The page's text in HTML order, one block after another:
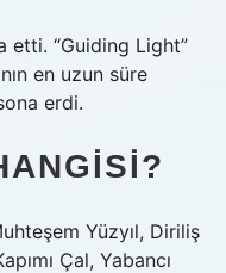
etti. “Guiding Light”
en uzun süre
erdi.
Yüzyıl, Diriliş
Çal, Yabancı